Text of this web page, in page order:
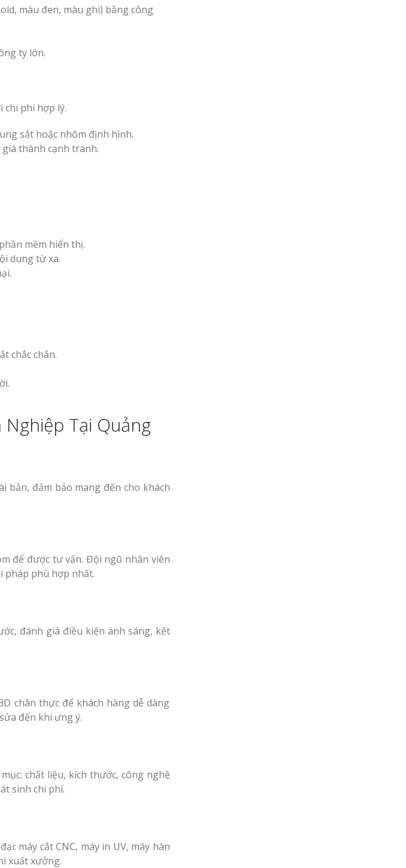
màu đen, màu ghi) bằng công
ty lớn.
chi phí hợp lý.
sắt hoặc nhôm định hình.
thành cạnh tranh.
mềm hiển thị.
dung từ xa.
chắc chắn.
Tại Quảng
bản, đảm bảo mang đến cho khách
để được tư vấn. Đội ngũ nhân viên
pháp phù hợp nhất.
đánh giá điều kiện ánh sáng, kết
chân thực để khách hàng dễ dàng
đến khi ưng ý.
chất liệu, kích thước, công nghệ
sinh chi phí.
máy cắt CNC, máy in UV, máy hàn
xuất xưởng.